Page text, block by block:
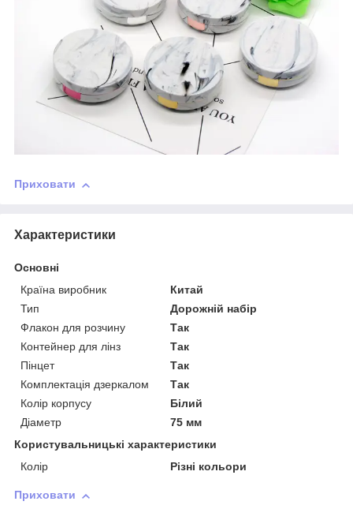
Приховати
Характеристики
Основні
Країна виробник
Китай
Тип
Дорожній набір
Флакон для розчину
Так
Контейнер для лінз
Так
Пінцет
Так
Комплектація дзеркалом
Так
Колір корпусу
Білий
Діаметр
75 мм
Користувальницькі характеристики
Колір
Різні кольори
Приховати